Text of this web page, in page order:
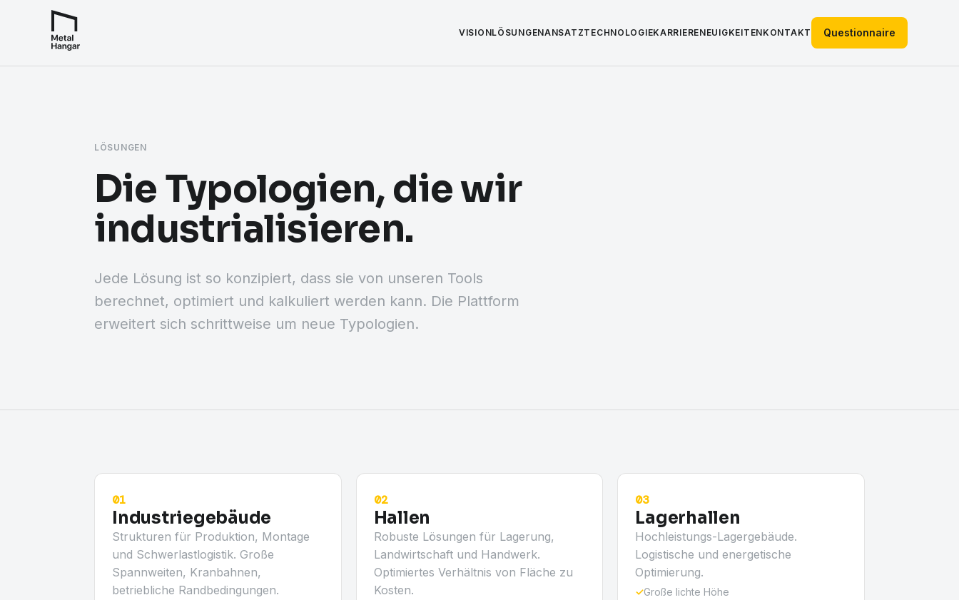
VISIONLÖSUNGENANSATZTECHNOLOGIEKARRIERENEUIGKEITENKONTAKT Questionnaire
LÖSUNGEN
Die Typologien, die wir
industrialisieren.
Jede Lösung ist so konzipiert, dass sie von unseren Tools
berechnet, optimiert und kalkuliert werden kann. Die Plattform
erweitert sich schrittweise um neue Typologien.
01
Industriegebäude
Strukturen für Produktion, Montage
und Schwerlastlogistik. Große
Spannweiten, Kranbahnen,
betriebliche Randbedingungen.
02
Hallen
Robuste Lösungen für Lagerung,
Landwirtschaft und Handwerk.
Optimiertes Verhältnis von Fläche zu
Kosten.
03
Lagerhallen
Hochleistungs-Lagergebäude.
Logistische und energetische
Optimierung.
✓Große lichte Höhe